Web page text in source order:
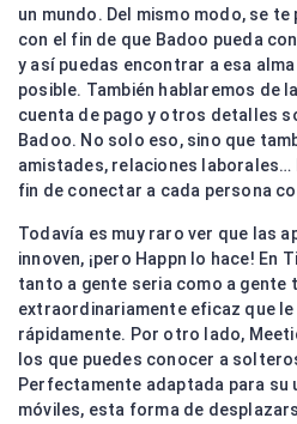
un mundo. Del mismo modo, se
con el fin de que Badoo pueda
y así puedas encontrar a esa
posible. También hablaremos de
cuenta de pago y otros detalles
Badoo. No solo eso, sino que
amistades, relaciones laborales…
fin de conectar a cada persona
Todavía es muy raro ver que las
innoven, ¡pero Happn lo hace! En
tanto a gente seria como a gente
extraordinariamente eficaz que
rápidamente. Por otro lado,
los que puedes conocer a
Perfectamente adaptada para su
móviles, esta forma de